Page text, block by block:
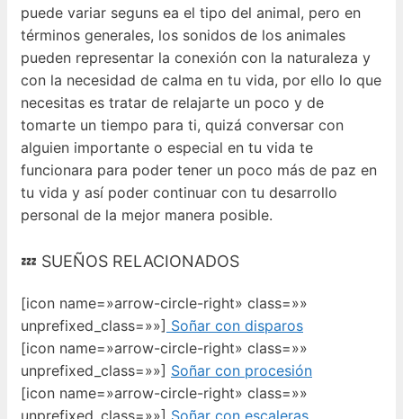
puede variar seguns ea el tipo del animal, pero en
términos generales, los sonidos de los animales
pueden representar la conexión con la naturaleza y
con la necesidad de calma en tu vida, por ello lo que
necesitas es tratar de relajarte un poco y de
tomarte un tiempo para ti, quizá conversar con
alguien importante o especial en tu vida te
funcionara para poder tener un poco más de paz en
tu vida y así poder continuar con tu desarrollo
personal de la mejor manera posible.
💤 SUEÑOS RELACIONADOS
[icon name=»arrow-circle-right» class=»»
unprefixed_class=»»] Soñar con disparos
[icon name=»arrow-circle-right» class=»»
unprefixed_class=»»] Soñar con procesión
[icon name=»arrow-circle-right» class=»»